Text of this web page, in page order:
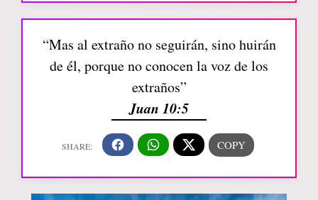
“Mas al extraño no seguirán, sino huirán
de él, porque no conocen la voz de los
extraños”
Juan 10:5